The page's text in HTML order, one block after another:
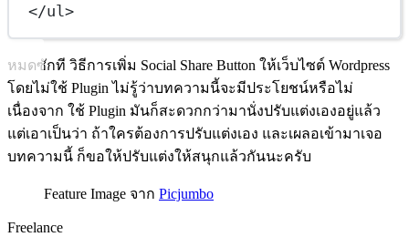
</ul>
หมดซักที วิธีการเพิ่ม Social Share Button ให้เว็บไซต์ Wordpress
โดยไม่ใช้ Plugin ไม่รู้ว่าบทความนี้จะมีประโยชน์หรือไม่
เนื่องจาก ใช้ Plugin มันก็สะดวกกว่ามานั่งปรับแต่งเองอยู่แล้ว
แต่เอาเป็นว่า ถ้าใครต้องการปรับแต่งเอง และเผลอเข้ามาเจอ
บทความนี้ ก็ขอให้ปรับแต่งให้สนุกแล้วกันนะครับ
Feature Image จาก Picjumbo
Freelance